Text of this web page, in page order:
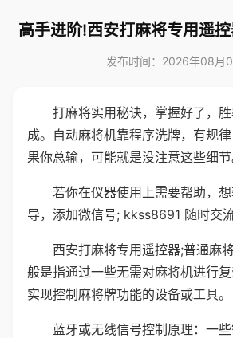
高手进阶!西安打麻将专用遥
发布时间：2026年08月
打麻将实用秘诀，掌握好了，
成。自动麻将机靠程序洗牌，有规
果你总输，可能就是没注意这些细节
若你在仪器使用上需要帮助，
导，添加微信号; kkss8691 随时交流
西安打麻将专用遥控器;普通麻
般是指通过一些无需对麻将机进行
实现控制麻将牌功能的设备或工具。
蓝牙或无线信号控制原理：一